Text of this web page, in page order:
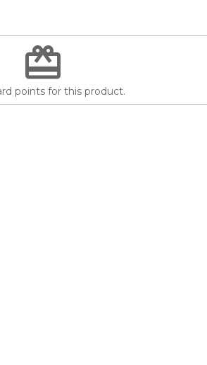
redeem
points for this product.